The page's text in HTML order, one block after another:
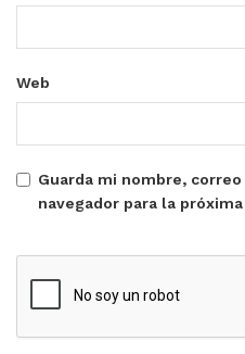
Web
Guarda mi nombre,
navegador para la